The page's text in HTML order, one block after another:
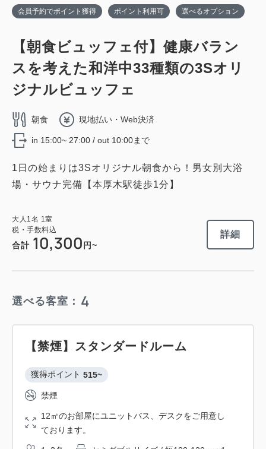
会員予約でポイント獲得 ポイント利用可 選べるオプション
【朝食ビュッフェ付】健康バラン
スを考えた和洋中33種類の3Sオリ
ジナルビュッフェ
朝食 現地払い・Web決済
in 15:00~ 27:00 / out 10:00まで
1日の始まりは3Sオリジナル朝食から！男女別大浴
場・サウナ完備【本厚木駅徒歩1分】
大人 1 名 1 室
税・手数料込
合計 10,300 円~
詳細
選べる客室： 4
【禁煙】スタンダードルーム
獲得ポイント 515~
禁煙
12㎡のお部屋にユニットバス、デスクをご用意し
ております。